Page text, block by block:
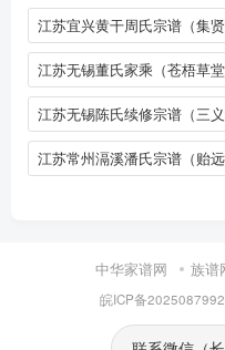
江苏宜兴黄干周氏宗谱（集贤
江苏无锡董氏家乘（苍梧草堂
江苏无锡陈氏续修宗谱（三义
江苏常州滆溪潘氏宗谱（贻远
中华家谱网 族谱
皖ICP备